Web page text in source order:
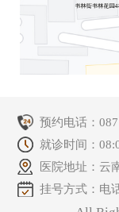
预约电话：
就诊时间：
医院地址：云
挂号方式：电